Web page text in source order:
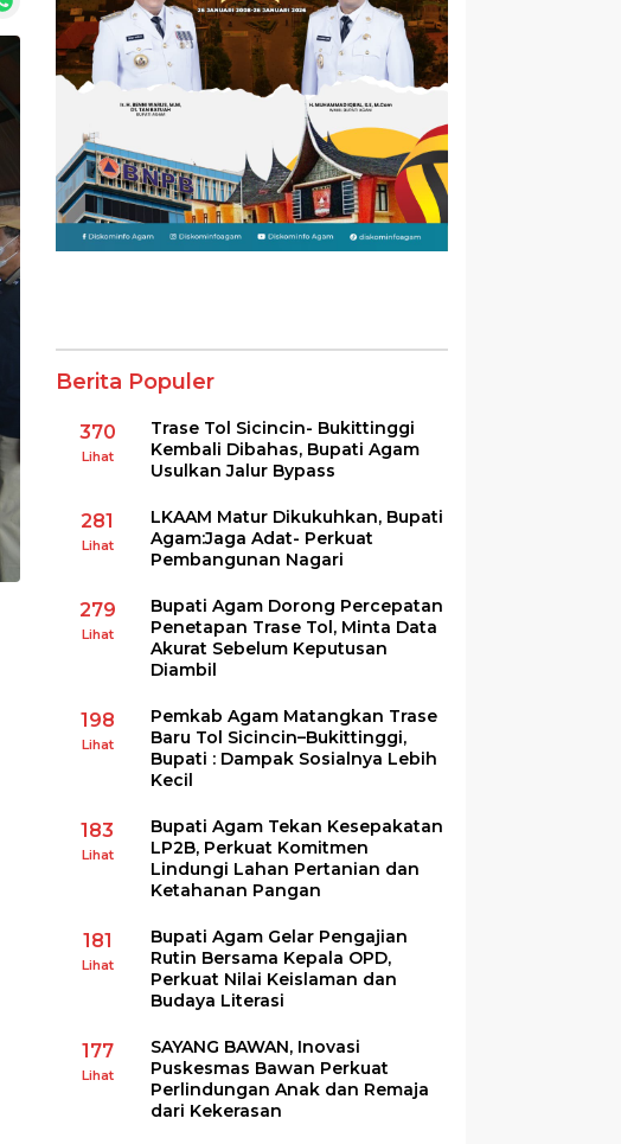
Berita Populer
370
Lihat
Trase Tol Sicincin- Bukittinggi
Kembali Dibahas, Bupati Agam
Usulkan Jalur Bypass
281
Lihat
LKAAM Matur Dikukuhkan, Bupati
Agam:Jaga Adat- Perkuat
Pembangunan Nagari
279
Lihat
Bupati Agam Dorong Percepatan
Penetapan Trase Tol, Minta Data
Akurat Sebelum Keputusan
Diambil
198
Lihat
Pemkab Agam Matangkan Trase
Baru Tol Sicincin–Bukittinggi,
Bupati : Dampak Sosialnya Lebih
Kecil
183
Lihat
Bupati Agam Tekan Kesepakatan
LP2B, Perkuat Komitmen
Lindungi Lahan Pertanian dan
Ketahanan Pangan
181
Lihat
Bupati Agam Gelar Pengajian
Rutin Bersama Kepala OPD,
Perkuat Nilai Keislaman dan
Budaya Literasi
177
Lihat
SAYANG BAWAN, Inovasi
Puskesmas Bawan Perkuat
Perlindungan Anak dan Remaja
dari Kekerasan